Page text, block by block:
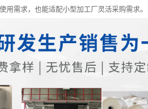
用需求，也能适配小型加工厂灵活采购需求。